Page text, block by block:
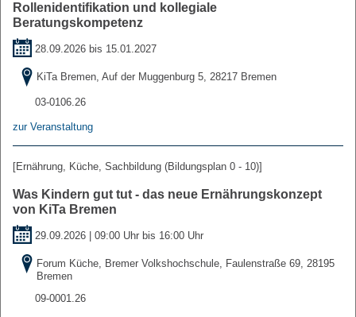
Rollenidentifikation und kollegiale
Beratungskompetenz
28.09.2026 bis 15.01.2027
KiTa Bremen, Auf der Muggenburg 5, 28217 Bremen
03-0106.26
zur Veranstaltung
[Ernährung, Küche, Sachbildung (Bildungsplan 0 - 10)]
Was Kindern gut tut - das neue Ernährungskonzept
von KiTa Bremen
29.09.2026 | 09:00 Uhr bis 16:00 Uhr
Forum Küche, Bremer Volkshochschule, Faulenstraße 69, 28195
Bremen
09-0001.26